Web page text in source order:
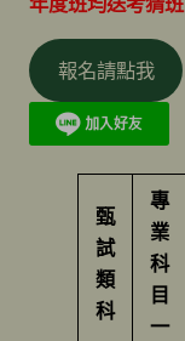
報名請點我
甄
試
類
科
專
業
科
目
一